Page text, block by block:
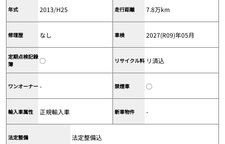
年式 2013/H25 走行距離 7.8万km
修理歴 なし 車検 2027(R09)年05月
定期点検記録
簿
◯ リサイクル料 リ済込
ワンオーナー - 禁煙車 ◯
輸入車属性 正規輸入車 新車物件 -
法定整備 法定整備込